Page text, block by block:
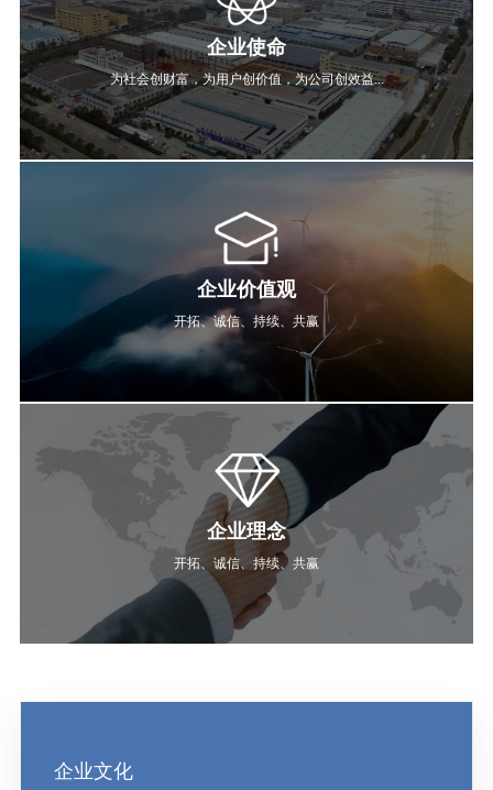
企业使命
为社会创财富，为用户创价值，为公司创效益...
企业价值观
开拓、诚信、持续、共赢
企业理念
开拓、诚信、持续、共赢
企业文化